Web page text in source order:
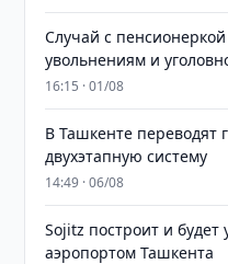
Случай с
увольнениям и
16:15 · 01/08
В Ташкенте переводят
двухэтапную систему
14:49 · 06/08
Sojitz построит и
аэропортом Ташкента